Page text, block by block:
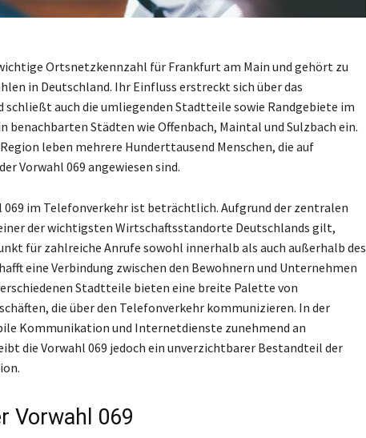
Ortsnetzkennzahl für Frankfurt am Main und gehört zu
in Deutschland. Ihr Einfluss erstreckt sich über das
schließt auch die umliegenden Stadtteile sowie Randgebiete im
benachbarten Städten wie Offenbach, Maintal und Sulzbach ein.
leben mehrere Hunderttausend Menschen, die auf
Vorwahl 069 angewiesen sind.
069 im Telefonverkehr ist beträchtlich. Aufgrund der zentralen
der wichtigsten Wirtschaftsstandorte Deutschlands gilt,
für zahlreiche Anrufe sowohl innerhalb als auch außerhalb des
eine Verbindung zwischen den Bewohnern und Unternehmen
Stadtteile bieten eine breite Palette von
die über den Telefonverkehr kommunizieren. In der
Kommunikation und Internetdienste zunehmend an
die Vorwahl 069 jedoch ein unverzichtbarer Bestandteil der
Vorwahl 069